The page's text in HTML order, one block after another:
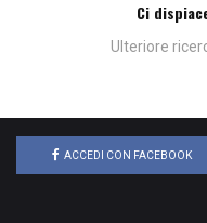
Ci
Ulteriore
ACCEDI CON FACEBOOK